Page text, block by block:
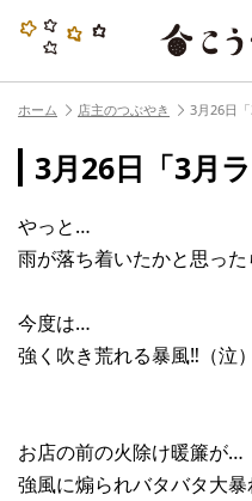
ホーム 店主のつぶやき 3月26日
3月26日「3月
やっと…
雨が落ち着いたかと思っ
今度は…
強く吹き荒れる暴風‼︎（泣）
お店の前の火除け暖簾が…
強風に煽られバタバタ大暴